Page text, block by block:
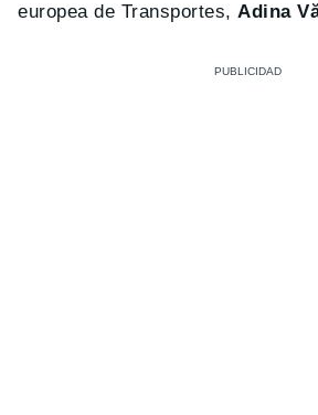
europea de Transportes,Adina